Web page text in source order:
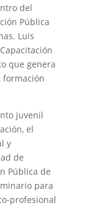
del
Pública
Luis
que genera
formación
juvenil
el
y
de
Pública de
para
profesional